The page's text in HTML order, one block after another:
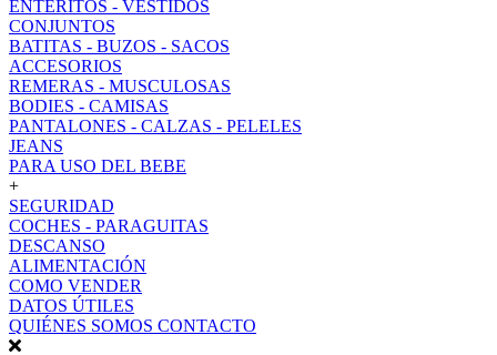
ENTERITOS - VESTIDOS
CONJUNTOS
BATITAS - BUZOS - SACOS
ACCESORIOS
REMERAS - MUSCULOSAS
BODIES - CAMISAS
PANTALONES - CALZAS - PELELES
JEANS
PARA USO DEL BEBE
+
SEGURIDAD
COCHES - PARAGUITAS
DESCANSO
ALIMENTACIÓN
COMO VENDER
DATOS ÚTILES
QUIÉNES SOMOS CONTACTO